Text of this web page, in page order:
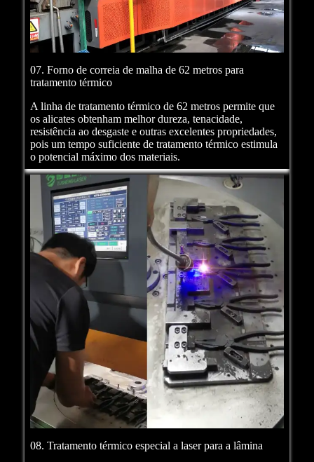
07. Forno de correia de malha de 62 metros para
tratamento térmico
A linha de tratamento térmico de 62 metros permite que
os alicates obtenham melhor dureza, tenacidade,
resistência ao desgaste e outras excelentes propriedades,
pois um tempo suficiente de tratamento térmico estimula
o potencial máximo dos materiais.
08. Tratamento térmico especial a laser para a lâmina